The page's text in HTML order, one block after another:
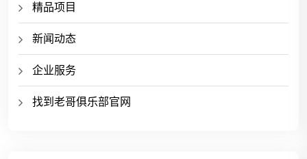
精品项目
新闻动态
企业服务
找到老哥俱乐部官网